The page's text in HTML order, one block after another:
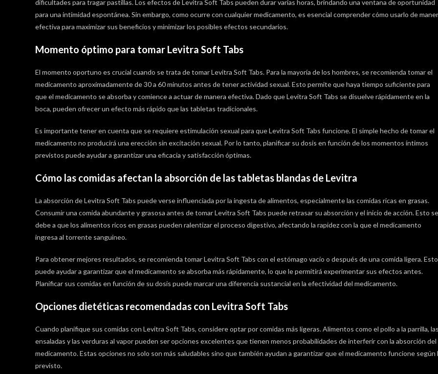
dificultades para tragar pastillas. Los efectos de Levitra Soft Tabs pueden durar varias horas, brindando una ventana de oportunidad
para una intimidad espontánea. Sin embargo, como ocurre con cualquier medicamento, es esencial comprender cómo usarlo de
efectiva para maximizar sus beneficios y minimizar los posibles efectos secundarios.
Momento óptimo para tomar Levitra Soft Tabs
El momento oportuno es crucial cuando se trata de tomar Levitra Soft Tabs. Para la mayoría de los hombres, se recomienda tomar el
medicamento aproximadamente de 30 a 60 minutos antes de tener actividad sexual. Esto permite que haya tiempo suficiente para
que el medicamento se absorba y comience a actuar de manera efectiva. Dado que Levitra Soft Tabs se disuelve rápidamente en la
boca, pueden ofrecer un efecto más rápido que las tabletas tradicionales.
Es importante tener en cuenta que se requiere estimulación sexual para que Levitra Soft Tabs funcione. El simple hecho de tomar el
medicamento no producirá una erección sin excitación sexual. Por lo tanto, planificar su dosis en función de los momentos íntimos
previstos puede ayudar a garantizar una eficacia y satisfacción óptimas.
Cómo las comidas afectan la absorción de las tabletas blandas de Levitra
La absorción de Levitra Soft Tabs puede verse influenciada por la ingesta de alimentos, especialmente las comidas ricas en grasas.
Consumir una comida abundante y grasosa antes de tomar Levitra Soft Tabs puede retrasar su absorción y el inicio de acción. Esto se
debe a que los alimentos ricos en grasas pueden ralentizar el proceso digestivo, afectando la rapidez con la que el medicamento
ingresa al torrente sanguíneo.
Para obtener mejores resultados, se recomienda tomar Levitra Soft Tabs con el estómago vacío o después de una comida ligera. Esto
puede ayudar a garantizar que el medicamento se absorba más rápidamente, lo que le permitirá experimentar sus efectos antes.
Planificar sus comidas en función de su dosis puede marcar una diferencia sustancial en la efectividad del medicamento.
Opciones dietéticas recomendadas con Levitra Soft Tabs
Cuando planifique sus comidas con Levitra Soft Tabs, considere optar por comidas más ligeras. Alimentos como el pollo a la parrilla,
ensaladas y las verduras al vapor pueden ser opciones excelentes que tienen menos probabilidades de interferir con la absorción del
medicamento. Estas opciones no solo son más saludables sino que también ayudan a garantizar que el medicamento funcione según
previsto.